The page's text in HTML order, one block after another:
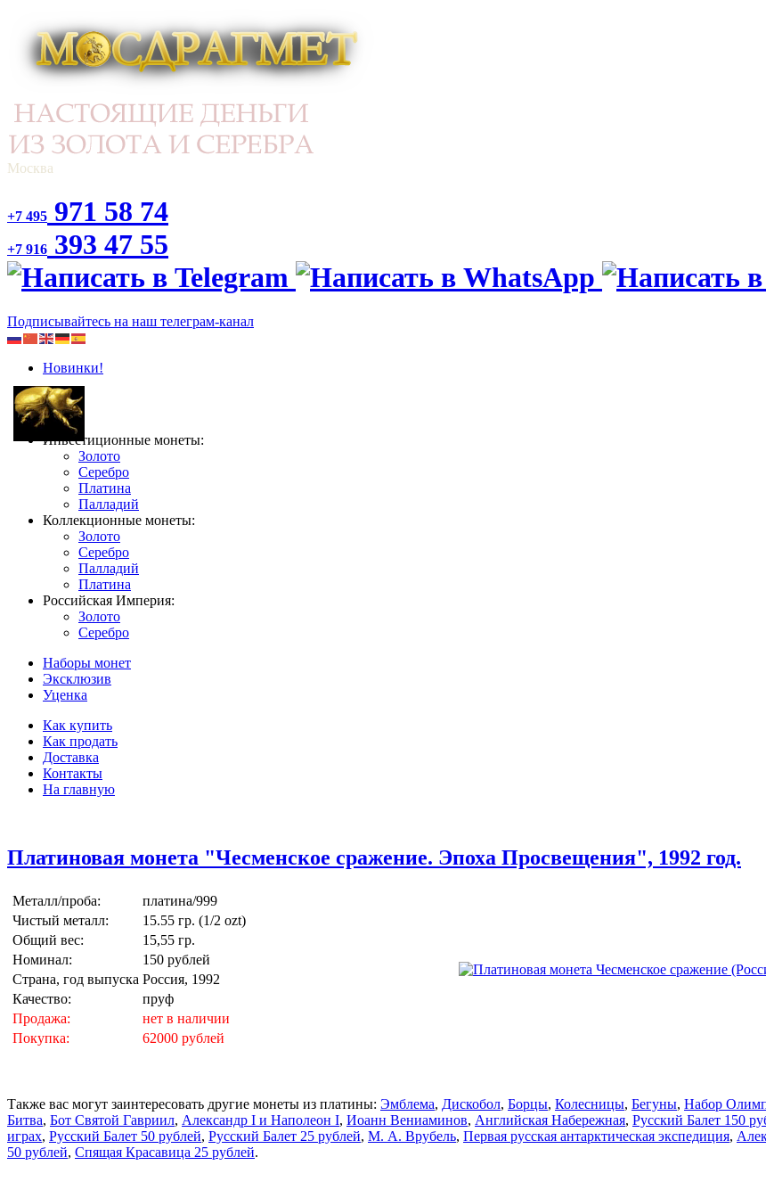
Москва
+7 495 971 58 74
+7 916 393 47 55
Подписывайтесь на наш телеграм-канал
Новинки!
Инвестиционные монеты:
Золото
Серебро
Платина
Палладий
Коллекционные монеты:
Золото
Серебро
Палладий
Платина
Российская Империя:
Золото
Серебро
Наборы монет
Эксклюзив
Уценка
Как купить
Как продать
Доставка
Контакты
На главную
Платиновая монета "Чесменское сражение. Эпоха Просвещения", 1992 год.
Металл/проба:
платина/999
Чистый металл:
15.55 гр. (1/2 ozt)
Общий вес:
15,55 гр.
Номинал:
150 рублей
Страна, год выпуска Россия, 1992
Качество:
пруф
Продажа:
нет в наличии
Покупка:
62000 рублей
Также вас могут заинтересовать другие монеты из платины: Эмблема, Дискобол, Борцы, Колесницы, Бегуны, Набор
Битва, Бот Святой Гавриил, Александр I и Наполеон I, Иоанн Вениаминов, Английская Набережная, Русский Балет 150
играх, Русский Балет 50 рублей, Русский Балет 25 рублей, М. А. Врубель, Первая русская антарктическая экспедиция,
50 рублей, Спящая Красавица 25 рублей.